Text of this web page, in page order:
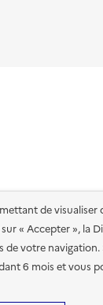
de
« Accepter », la
votre navigation.
6 mois et vous
: totalement